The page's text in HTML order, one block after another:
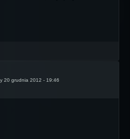
20 grudnia 2012 - 19:46